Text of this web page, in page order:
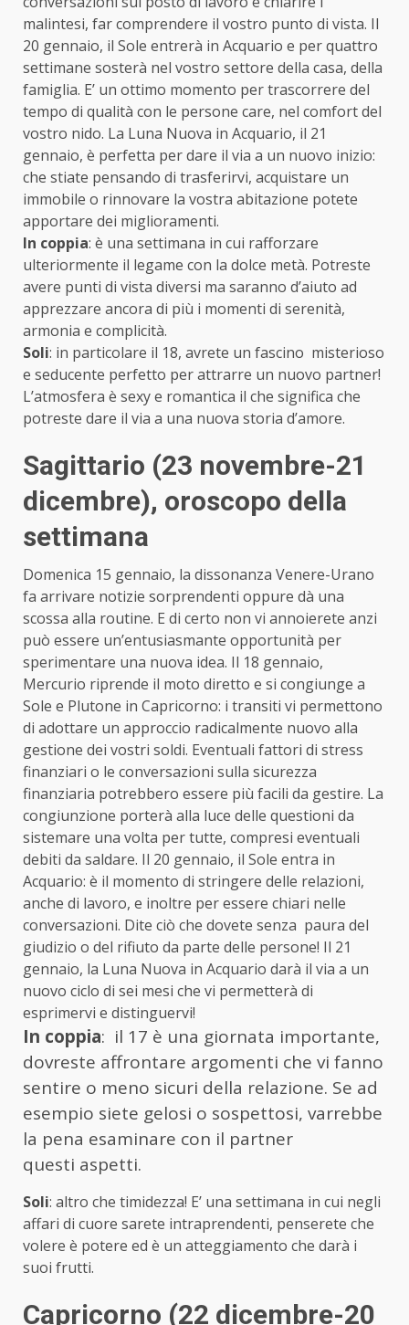
malintesi, far comprendere il vostro punto di vista. Il
20 gennaio, il Sole entrerà in Acquario e per quattro
settimane sosterà nel vostro settore della casa, della
famiglia. E’ un ottimo momento per trascorrere del
tempo di qualità con le persone care, nel comfort del
vostro nido. La Luna Nuova in Acquario, il 21
gennaio, è perfetta per dare il via a un nuovo inizio:
che stiate pensando di trasferirvi, acquistare un
immobile o rinnovare la vostra abitazione potete
apportare dei miglioramenti.
In coppia: è una settimana in cui rafforzare
ulteriormente il legame con la dolce metà. Potreste
avere punti di vista diversi ma saranno d’aiuto ad
apprezzare ancora di più i momenti di serenità,
armonia e complicità.
Soli: in particolare il 18, avrete un fascino misterioso
e seducente perfetto per attrarre un nuovo partner!
L’atmosfera è sexy e romantica il che significa che
potreste dare il via a una nuova storia d’amore.
Sagittario (23 novembre-21
dicembre), oroscopo della
settimana
Domenica 15 gennaio, la dissonanza Venere-Urano
fa arrivare notizie sorprendenti oppure dà una
scossa alla routine. E di certo non vi annoierete anzi
può essere un’entusiasmante opportunità per
sperimentare una nuova idea. Il 18 gennaio,
Mercurio riprende il moto diretto e si congiunge a
Sole e Plutone in Capricorno: i transiti vi permettono
di adottare un approccio radicalmente nuovo alla
gestione dei vostri soldi. Eventuali fattori di stress
finanziari o le conversazioni sulla sicurezza
finanziaria potrebbero essere più facili da gestire. La
congiunzione porterà alla luce delle questioni da
sistemare una volta per tutte, compresi eventuali
debiti da saldare. Il 20 gennaio, il Sole entra in
Acquario: è il momento di stringere delle relazioni,
anche di lavoro, e inoltre per essere chiari nelle
conversazioni. Dite ciò che dovete senza paura del
giudizio o del rifiuto da parte delle persone! Il 21
gennaio, la Luna Nuova in Acquario darà il via a un
nuovo ciclo di sei mesi che vi permetterà di
esprimervi e distinguervi!
In coppia: il 17 è una giornata importante,
dovreste affrontare argomenti che vi fanno
sentire o meno sicuri della relazione. Se ad
esempio siete gelosi o sospettosi, varrebbe
la pena esaminare con il partner
questi aspetti.
Soli: altro che timidezza! E’ una settimana in cui negli
affari di cuore sarete intraprendenti, penserete che
volere è potere ed è un atteggiamento che darà i
suoi frutti.
Capricorno (22 dicembre-20